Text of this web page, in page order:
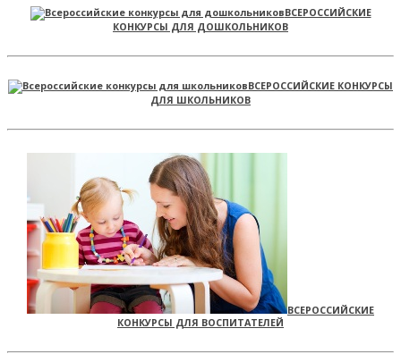
ВСЕРОССИЙСКИЕ
КОНКУРСЫ ДЛЯ ДОШКОЛЬНИКОВ
ВСЕРОССИЙСКИЕ КОНКУРСЫ
ДЛЯ ШКОЛЬНИКОВ
ВСЕРОССИЙСКИЕ
КОНКУРСЫ ДЛЯ ВОСПИТАТЕЛЕЙ